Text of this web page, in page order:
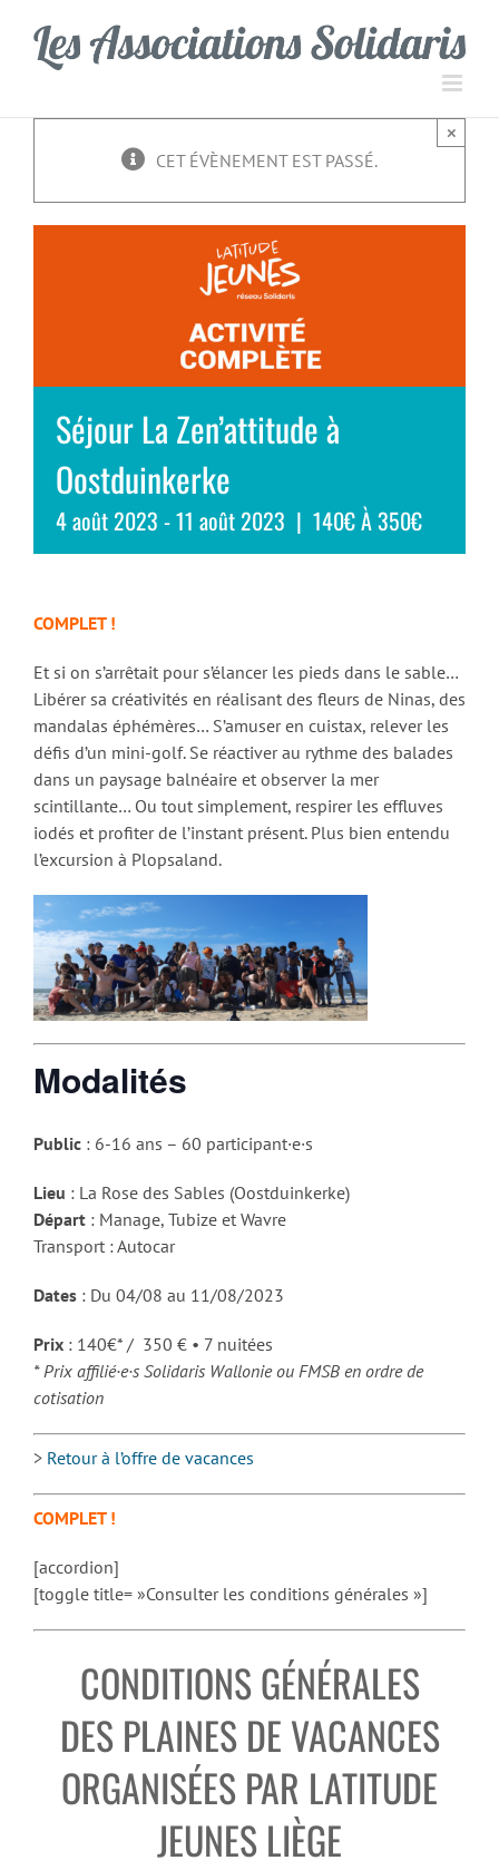
contenu
CET ÉVÈNEMENT EST PASSÉ.
×
Séjour La Zen’attitude à
Oostduinkerke
4 août 2023 -11 août 2023 | 140€ À 350€
COMPLET !
Et si on s’arrêtait pour s’élancer les pieds dans le sable…
Libérer sa créativités en réalisant des fleurs de Ninas, des
mandalas éphémères… S’amuser en cuistax, relever les
défis d’un mini-golf. Se réactiver au rythme des balades
dans un paysage balnéaire et observer la mer
scintillante… Ou tout simplement, respirer les effluves
iodés et profiter de l’instant présent. Plus bien entendu
l’excursion à Plopsaland.
Modalités
Public : 6-16 ans – 60 participant·e·s
Lieu : La Rose des Sables (Oostduinkerke)
Départ : Manage, Tubize et Wavre
Transport : Autocar
Dates : Du 04/08 au 11/08/2023
Prix : 140€* / 350 € • 7 nuitées
* Prix affilié·e·s Solidaris Wallonie ou FMSB en ordre de
cotisation
> Retour à l’offre de vacances
COMPLET !
[accordion]
[toggle title= »Consulter les conditions générales »]
CONDITIONS GÉNÉRALES
DES PLAINES DE VACANCES
ORGANISÉES PAR LATITUDE
JEUNES LIÈGE